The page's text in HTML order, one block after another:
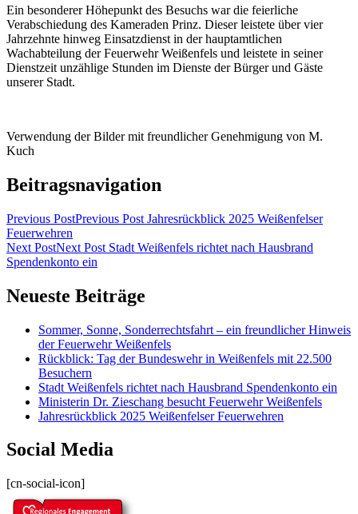
Ein besonderer Höhepunkt des Besuchs war die feierliche
Verabschiedung des Kameraden Prinz. Dieser leistete über vier
Jahrzehnte hinweg Einsatzdienst in der hauptamtlichen
Wachabteilung der Feuerwehr Weißenfels und leistete in seiner
Dienstzeit unzählige Stunden im Dienste der Bürger und Gäste
unserer Stadt.
Verwendung der Bilder mit freundlicher Genehmigung von M.
Kuch
Beitragsnavigation
Previous PostPrevious Post Jahresrückblick 2025 Weißenfelser
Feuerwehren
Next PostNext Post Stadt Weißenfels richtet nach Hausbrand
Spendenkonto ein
Neueste Beiträge
Sommer, Sonne, Sonderrechtsfahrt – ein freundlicher Hinweis
der Feuerwehr Weißenfels
Rückblick: Tag der Bundeswehr in Weißenfels mit 22.500
Besuchern
Stadt Weißenfels richtet nach Hausbrand Spendenkonto ein
Ministerin Dr. Zieschang besucht Feuerwehr Weißenfels
Jahresrückblick 2025 Weißenfelser Feuerwehren
Social Media
[cn-social-icon]